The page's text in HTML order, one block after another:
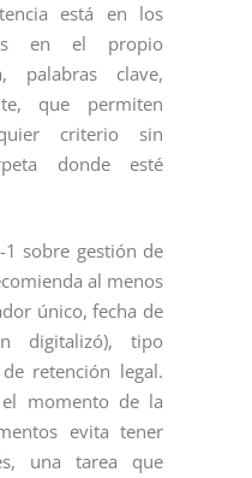
está en los
en el propio
palabras clave,
que permiten
criterio sin
donde esté
1 sobre gestión de
al menos
único, fecha de
digitalizó), tipo
retención legal.
el momento de la
evita tener
una tarea que